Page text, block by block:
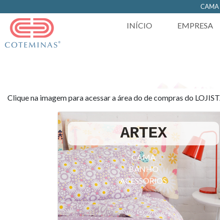
INÍCIO EMPRESA
Clique na imagem para acessar a área do de compras do
ARTEX
CAMA
BANHO
ACESSORIOS